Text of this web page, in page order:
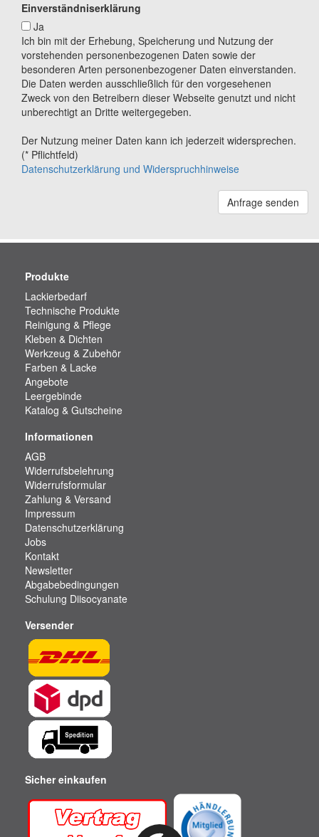
Einverständniserklärung
Ja
Ich bin mit der Erhebung, Speicherung und Nutzung der
vorstehenden personenbezogenen Daten sowie der
besonderen Arten personenbezogener Daten einverstanden.
Die Daten werden ausschließlich für den vorgesehenen
Zweck von den Betreibern dieser Webseite genutzt und nicht
unberechtigt an Dritte weitergegeben.
Der Nutzung meiner Daten kann ich jederzeit widersprechen.
(* Pflichtfeld)
Datenschutzerklärung und Widerspruchhinweise
Anfrage senden
Produkte
Lackierbedarf
Technische Produkte
Reinigung & Pflege
Kleben & Dichten
Werkzeug & Zubehör
Farben & Lacke
Angebote
Leergebinde
Katalog & Gutscheine
Informationen
AGB
Widerrufsbelehrung
Widerrufsformular
Zahlung & Versand
Impressum
Datenschutzerklärung
Jobs
Kontakt
Newsletter
Abgabebedingungen
Schulung Diisocyanate
Versender
Sicher einkaufen